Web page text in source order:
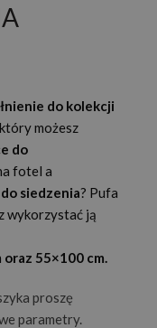
do kolekcji
możesz
do
fotel a
siedzenia? Pufa
wykorzystać ją
55×100 cm.
proszę
parametry.